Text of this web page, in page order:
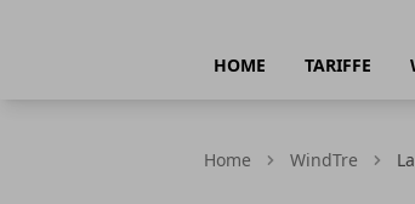
HOME TARIFFE
Home WindTre